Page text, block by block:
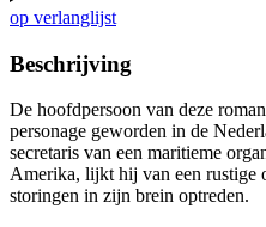
op verlanglijst
Beschrijving
De hoofdpersoon van deze
personage geworden in de
secretaris van een maritieme
Amerika, lijkt hij van een rustige
storingen in zijn brein optreden.